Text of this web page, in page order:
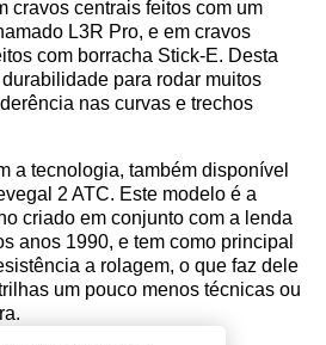
cravos centrais feitos com um
L3R Pro, e em cravos
com borracha Stick-E. Desta
para rodar muitos
nas curvas e trechos
a tecnologia, também disponível
2 ATC. Este modelo é a
criado em conjunto com a lenda
anos 1990, e tem como principal
a rolagem, o que faz dele
um pouco menos técnicas ou